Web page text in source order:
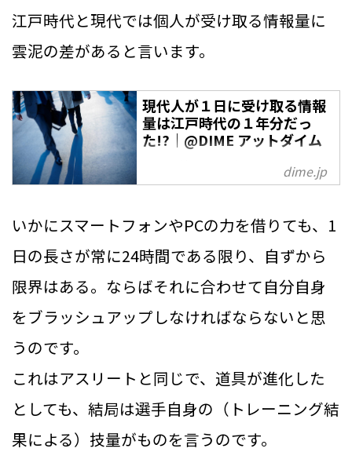
起業家とは上手な優先順位の付け
方と、自分の可処分時間を将来の
成功のために捧げることを厭わな
おいて、優先順位を考えて効率的
に仕事をするのは、すべてのビジ
ネスパーソンに求められるスキ
ういう話をします。
江戸時代と現代では個人が受け取る情報量に
雲泥の差があると言います。
現代人が１日に受け取る情報
量は江戸時代の１年分だっ
た!?｜@DIME アットダイム
平日に溜まった疲労を休日でリフ
レッシュ。そんなサイクルをスム
ソンはどれぐらいいるのだろう
か？健康情報を発信する『ウーマ
by Kao』は、疲労に関...
dime.jp
いかにスマートフォンやPCの力を借りても、1
日の長さが常に24時間である限り、自ずから
限界はある。ならばそれに合わせて自分自身
をブラッシュアップしなければならないと思
うのです。
これはアスリートと同じで、道具が進化した
としても、結局は選手自身の（トレーニング結
果による）技量がものを言うのです。